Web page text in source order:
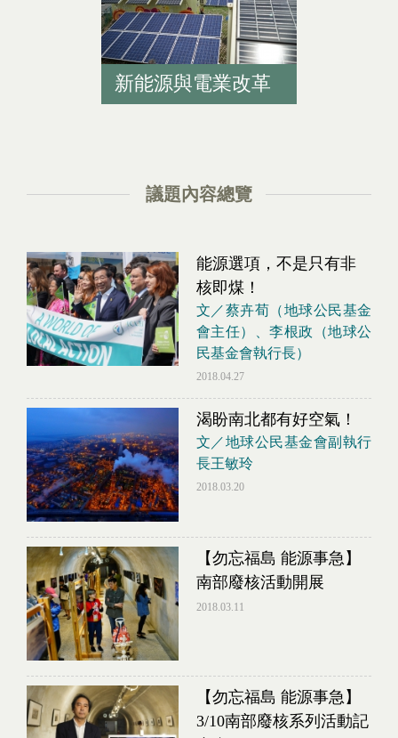
新能源與電業改革
議題內容總覽
能源選項，不是只有非
核即煤！
文／蔡卉荀（地球公民基金
會主任）、李根政（地球公
民基金會執行長）
2018.04.27
渴盼南北都有好空氣！
文／地球公民基金會副執行
長王敏玲
2018.03.20
【勿忘福島 能源事急】
南部廢核活動開展
2018.03.11
【勿忘福島 能源事急】
3/10南部廢核系列活動記